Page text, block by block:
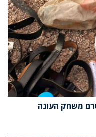
משחק העונה